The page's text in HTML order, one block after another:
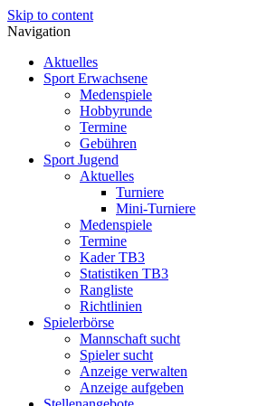
Skip to content
Navigation
Aktuelles
Sport Erwachsene
Medenspiele
Hobbyrunde
Termine
Gebühren
Sport Jugend
Aktuelles
Turniere
Mini-Turniere
Medenspiele
Termine
Kader TB3
Statistiken TB3
Rangliste
Richtlinien
Spielerbörse
Mannschaft sucht
Spieler sucht
Anzeige verwalten
Anzeige aufgeben